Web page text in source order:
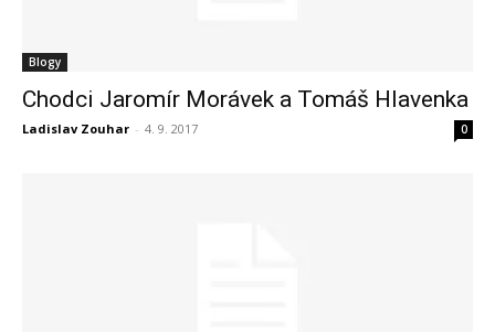
Blogy
Chodci Jaromír Morávek a Tomáš Hlavenka
Ladislav Zouhar - 4. 9. 2017 0